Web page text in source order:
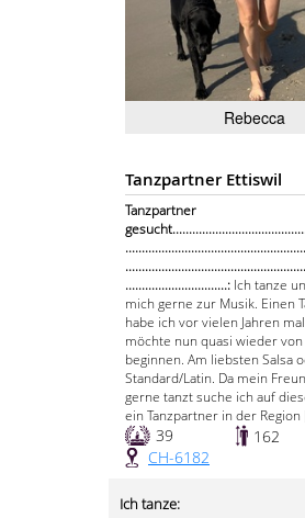
Rebecca
Tanzpartner Ettiswil
Tanzpartner
...............................: Ich tanze
mich gerne zur Musik. Einen
habe ich vor vielen Jahren
möchte nun quasi wieder
beginnen. Am liebsten Salsa
Standard/Latin. Da mein
gerne tanzt suche ich auf
ein Tanzpartner in der Region
39
162
CH-6182
Ich tanze: